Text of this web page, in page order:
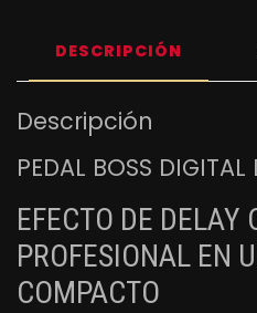
DESCRIPCIÓN
Descripción
PEDAL BOSS
EFECTO DE DELAY
PROFESIONAL EN
COMPACTO